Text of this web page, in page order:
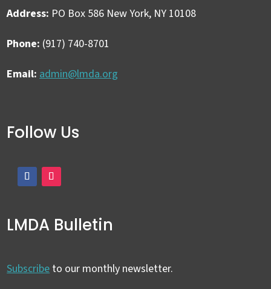
Address: PO Box 586 New York, NY 10108
Phone: (917) 740-8701
Email: admin@lmda.org
Follow Us
LMDA Bulletin
Subscribe to our monthly newsletter.